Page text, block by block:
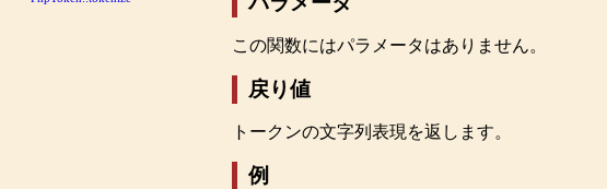
この関数にはパラメータはありません。
戻り値
トークンの文字列表現を返します。
例